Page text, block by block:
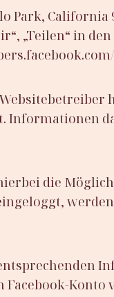
Park, California
„Teilen“ in den
Informationen
die
Facebook-Konto